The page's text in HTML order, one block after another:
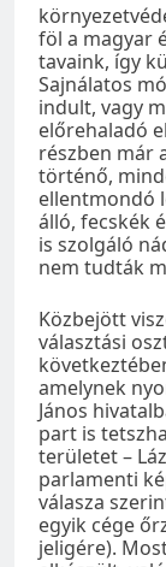
föl a magyar
tavaink, így
Sajnálatos
indult, vagy
előrehaladó
részben már
történő,
ellentmondó
álló, fecskék
is szolgáló
nem tudták
Közbejött
választási
amelynek
János
part is
területet –
parlamenti
válasza
egyik cége
jeligére).